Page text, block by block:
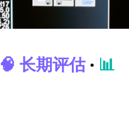
🧠 长期评估 · 📊